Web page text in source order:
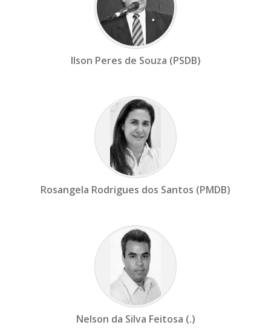
Ilson Peres de Souza (PSDB)
Rosangela Rodrigues dos Santos (PMDB)
Nelson da Silva Feitosa (.)